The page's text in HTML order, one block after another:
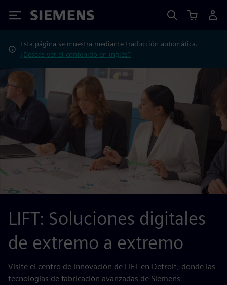
Siemens
Esta página se muestra mediante traducción automática.
¿Deseas ver el contenido en inglés?
LIFT: Soluciones digitales
de extremo a extremo
Visite el centro de innovación de LIFT en Detroit, donde las
tecnologías de fabricación avanzadas de Siemens